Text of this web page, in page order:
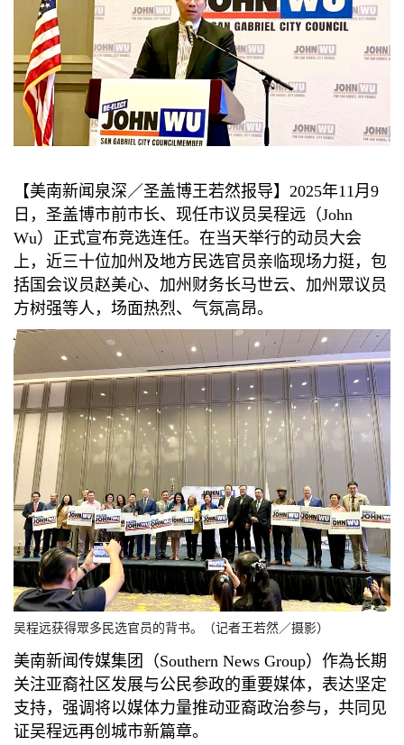
【美南新闻泉深／圣盖博王若然报导】2025年11月9
日，圣盖博市前市长、现任市议员吴程远（John
Wu）正式宣布竞选连任。在当天举行的动员大会
上，近三十位加州及地方民选官员亲临现场力挺，包
括国会议员赵美心、加州财务长马世云、加州眾议员
方树强等人，场面热烈、气氛高昂。
吴程远获得眾多民选官员的背书。（记者王若然／摄影）
美南新闻传媒集团（Southern News Group）作為长期
关注亚裔社区发展与公民参政的重要媒体，表达坚定
支持，强调将以媒体力量推动亚裔政治参与，共同见
证吴程远再创城市新篇章。